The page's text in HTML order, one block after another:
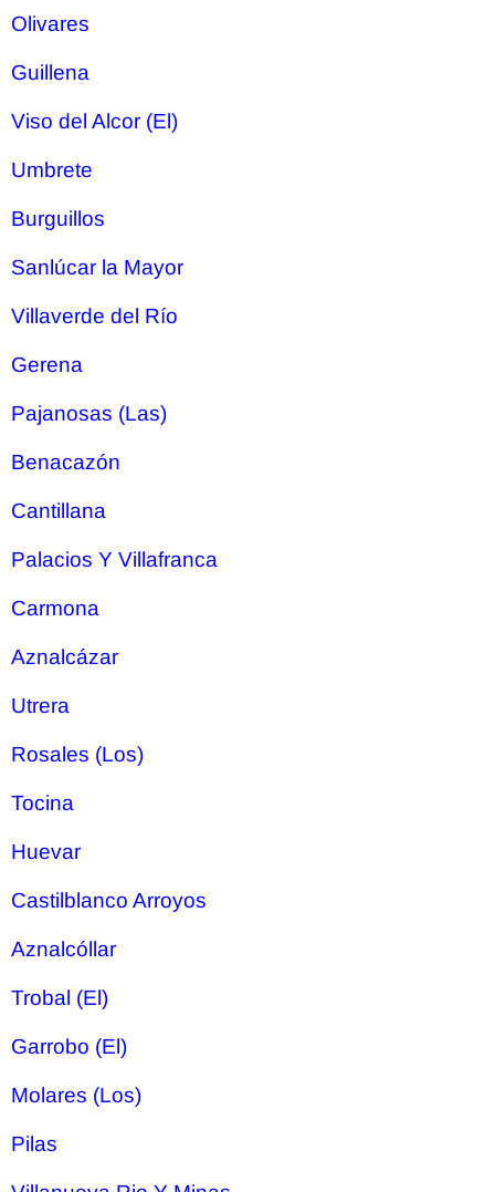
Olivares
Guillena
Viso del Alcor (El)
Umbrete
Burguillos
Sanlúcar la Mayor
Villaverde del Río
Gerena
Pajanosas (Las)
Benacazón
Cantillana
Palacios Y Villafranca
Carmona
Aznalcázar
Utrera
Rosales (Los)
Tocina
Huevar
Castilblanco Arroyos
Aznalcóllar
Trobal (El)
Garrobo (El)
Molares (Los)
Pilas